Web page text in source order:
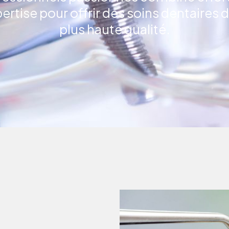
pour offrir des soins dentaires
plus haute qualité.